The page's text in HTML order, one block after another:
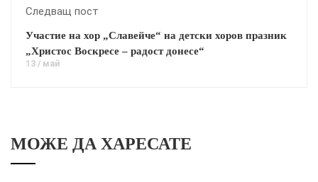
Следващ пост
Участие на хор „Славейче“ на детски хоров празник
„Христос Воскресе – радост донесе“
13 / май
МОЖЕ ДА ХАРЕСАТЕ